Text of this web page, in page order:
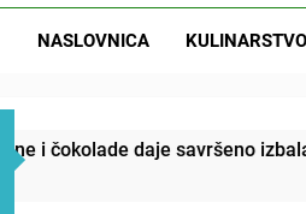
NASLOVNICA KULINARSTVO
savršeno izbalansiran ukus